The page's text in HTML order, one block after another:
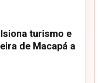
turismo e
de Macapá a